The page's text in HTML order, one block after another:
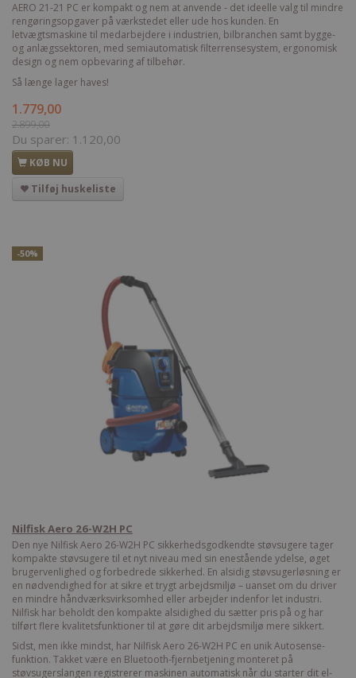
AERO 21-21 PC er kompakt og nem at anvende - det ideelle valg til mindre
rengøringsopgaver på værkstedet eller ude hos kunden. En
letvægtsmaskine til medarbejdere i industrien, bilbranchen samt bygge-
og anlægssektoren, med semiautomatisk filterrensesystem, ergonomisk
design og nem opbevaring af tilbehør.
Så længe lager haves!
1.779,00
2.899,00
Du sparer: 1.120,00
KØB NU
Tilføj huskeliste
-50%
Nilfisk Aero 26-W2H PC
Den nye Nilfisk Aero 26-W2H PC sikkerhedsgodkendte støvsugere tager
kompakte støvsugere til et nyt niveau med sin enestående ydelse, øget
brugervenlighed og forbedrede sikkerhed. En alsidig støvsugerløsning er
en nødvendighed for at sikre et trygt arbejdsmiljø – uanset om du driver
en mindre håndværksvirksomhed eller arbejder indenfor let industri.
Nilfisk har beholdt den kompakte alsidighed du sætter pris på og har
tilført flere kvalitetsfunktioner til at gøre dit arbejdsmiljø mere sikkert.
Sidst, men ikke mindst, har Nilfisk Aero 26-W2H PC en unik Autosense-
funktion. Takket være en Bluetooth-fjernbetjening monteret på
støvsugerslangen registrerer maskinen automatisk når du starter dit el-